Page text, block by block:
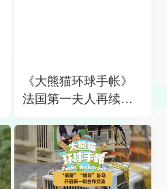
《大熊猫环球手帐》
法国第一夫人再续熊